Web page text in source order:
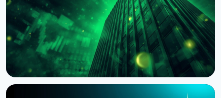
4 серпня 2026 р. 4 хв читання